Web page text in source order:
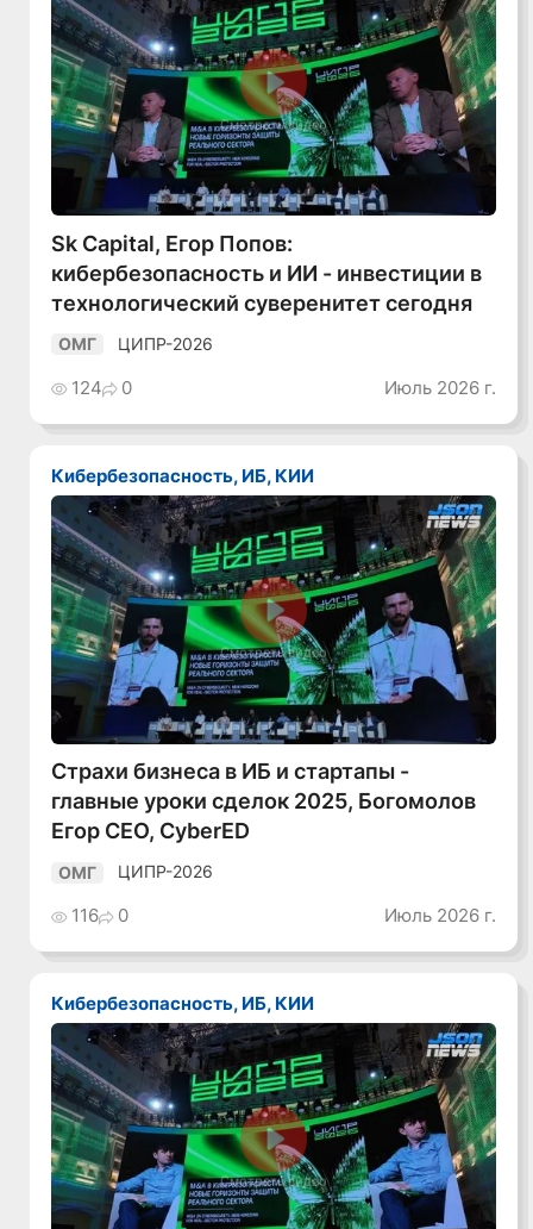
Смотреть видео
Sk Capital, Егор Попов:
кибербезопасность и ИИ - инвестиции в
технологический суверенитет сегодня
ОМГ ЦИПР-2026
124 0 Июль 2026 г.
Кибербезопасность, ИБ, КИИ
Смотреть видео
Страхи бизнеса в ИБ и стартапы -
главные уроки сделок 2025, Богомолов
Егор CEO, CyberED
ОМГ ЦИПР-2026
116 0 Июль 2026 г.
Кибербезопасность, ИБ, КИИ
Смотреть видео